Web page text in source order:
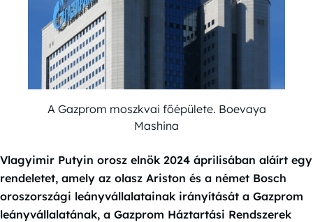
A Gazprom moszkvai főépülete. Boevaya
Mashina
Vlagyimir Putyin orosz elnök 2024 áprilisában aláírt egy
rendeletet, amely az olasz Ariston és a német Bosch
oroszországi leányvállalatainak irányítását a Gazprom
leányvállalatának, a Gazprom Háztartási Rendszerek